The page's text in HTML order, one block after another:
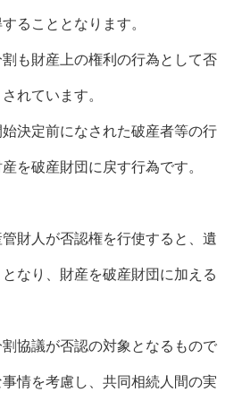
ることとなります。
も財産上の権利の行為として否
れています。
決定前になされた破産者等の行
を破産財団に戻す行為です。
財人が否認権を行使すると、遺
なり、財産を破産財団に加える
協議が否認の対象となるもので
情を考慮し、共同相続人間の実